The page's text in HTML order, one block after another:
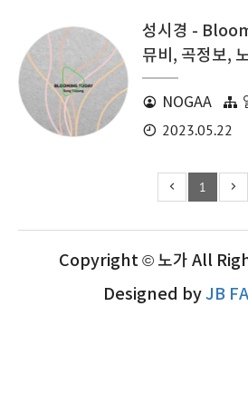
성시경 -
뮤비, 곡정보,
NOGAA
2023.05.22
1
Copyright © 노가 All
Designed byJB